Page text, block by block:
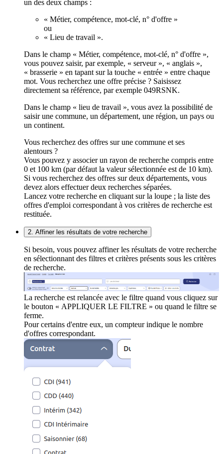
un des deux champs :
« Métier, compétence, mot-clé, n° d'offre »
ou
« Lieu de travail ».
Dans le champ « Métier, compétence, mot-clé, n° d'offre »,
vous pouvez saisir, par exemple, « serveur », « anglais »,
« brasserie » en tapant sur la touche « entrée » entre chaque
mot. Vous recherchez une offre précise ? Saisissez
directement sa référence, par exemple 049RSNK.
Dans le champ « lieu de travail », vous avez la possibilité de
saisir une commune, un département, une région, un pays ou
un continent.
Vous recherchez des offres sur une commune et ses
alentours ?
Vous pouvez y associer un rayon de recherche compris entre
0 et 100 km (par défaut la valeur sélectionnée est de 10 km).
Si vous recherchez des offres sur deux départements, vous
devez alors effectuer deux recherches séparées.
Lancez votre recherche en cliquant sur la loupe ; la liste des
offres d'emploi correspondant à vos critères de recherche est
restituée.
2. Affiner les résultats de votre recherche
Si besoin, vous pouvez affiner les résultats de votre recherche
en sélectionnant des filtres et critères présents sous les critères
de recherche.
La recherche est relancée avec le filtre quand vous cliquez sur
le bouton « APPLIQUER LE FILTRE » ou quand le filtre se
ferme.
Pour certains d'entre eux, un compteur indique le nombre
d'offres correspondant.